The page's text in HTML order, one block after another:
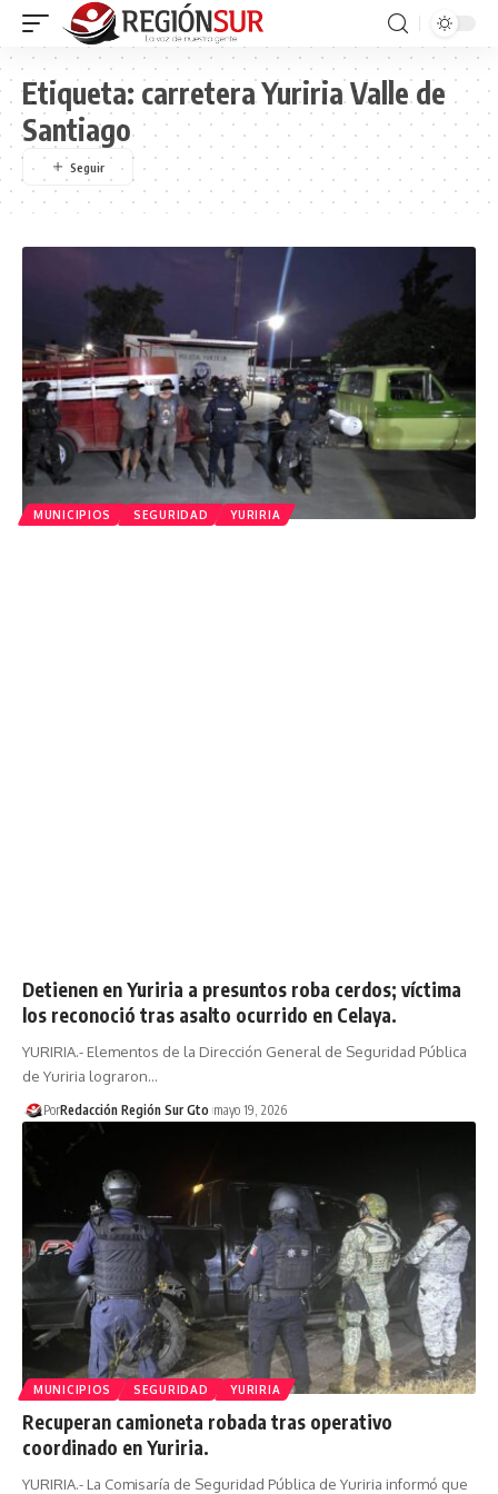
Etiqueta: carretera Yuriria Valle de
Santiago
MUNICIPIOS SEGURIDAD YURIRIA
Detienen en Yuriria a presuntos roba cerdos; víctima
los reconoció tras asalto ocurrido en Celaya.
YURIRIA.- Elementos de la Dirección General de Seguridad Pública
de Yuriria lograron…
PorRedacción Región Sur Gto mayo 19, 2026
MUNICIPIOS SEGURIDAD YURIRIA
Recuperan camioneta robada tras operativo
coordinado en Yuriria.
YURIRIA.- La Comisaría de Seguridad Pública de Yuriria informó que